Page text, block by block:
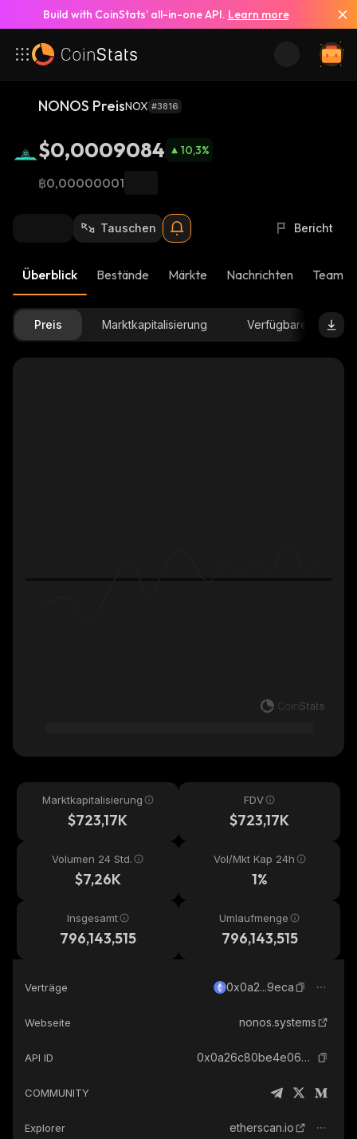
Build with CoinStats’ all-in-one API. Learn more
NONOS PreisNOX #3816
$0,0009084 10,3%
฿0,00000001
Tauschen Bericht
Überblick Bestände Märkte Nachrichten Team-
Preis Marktkapitalisierung Verfügbare Menge
Marktkapitalisierung
$723,17K
FDV
$723,17K
Volumen 24 Std.
$7,26K
Vol/Mkt Kap 24h
1%
Insgesamt
796,143,515
Umlaufmenge
796,143,515
Verträge 0x0a2...9eca
Webseite nonos.systems
API ID 0x0a26c80be4e060e688d7c23addb92cbb5d2c9eca_ethereum
COMMUNITY
Explorer etherscan.io